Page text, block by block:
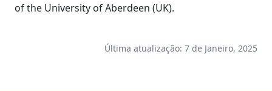
of the University of Aberdeen (UK).
Última atualização: 7 de Janeiro, 2025